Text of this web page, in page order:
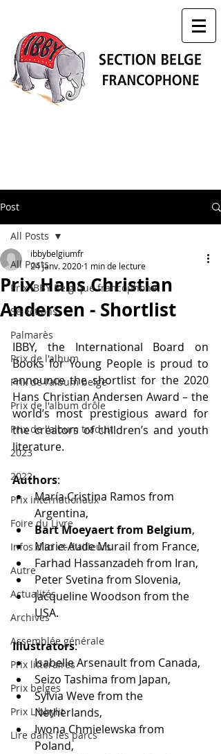
Post
All Posts
Prix IBBY Belgique francophone
Sélections
Palmarès
Prix de l'album
Prix de l'album belge
Prix de l'album drôle
Prix de l'album traduit
2023
2022
Prix internationaux
Foire du Livre
Infos d'ici et d'ailleurs
Autre
Actualités
Archives
Assemblée générale
Prix littéraires
Prix belges
Prix Libbylit
Lire dans les parcs
All Posts
Prix Hans Christian
Andersen - Shortlist
ibbybelgiumfr
24 janv. 2020 1 min de lecture
IBBY, the International Board on
Books for Young People is proud to
announce the shortlist for the 2020
Hans Christian Andersen Award – the
world’s most prestigious award for
the creators of children’s and youth
literature.
Authors:
María Cristina Ramos from
Argentina,
Bart Moeyaert from Belgium,
Marie-Aude Murail from France,
Farhad Hassanzadeh from Iran,
Peter Svetina from Slovenia,
Jacqueline Woodson from the
USA.
Illustrators:
Isabelle Arsenault from Canada,
Seizo Tashima from Japan,
Sylvia Weve from the
Netherlands,
Iwona Chmielewska from
Poland,